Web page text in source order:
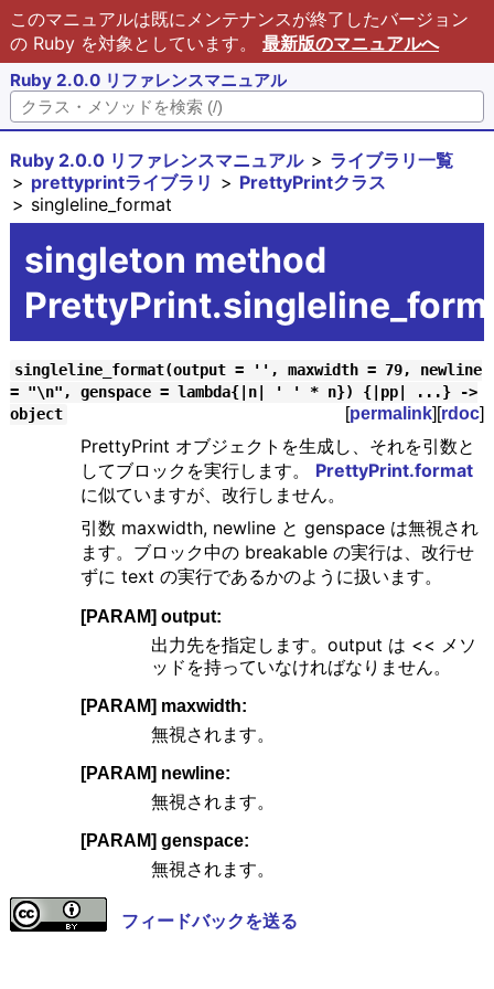
このマニュアルは既にメンテナンスが終了したバージョン
の Ruby を対象としています。 最新版のマニュアルへ
Ruby 2.0.0 リファレンスマニュアル
Ruby 2.0.0 リファレンスマニュアル
ライブラリ一覧
prettyprintライブラリ
PrettyPrintクラス
singleline_format
singleton method
singleline_format(output = '', maxwidth = 79, newline
= "\n", genspace = lambda{|n| ' ' * n}) {|pp| ...} ->
object
[permalink][rdoc]
PrettyPrint オブジェクトを生成し、それを引数と
してブロックを実行します。 PrettyPrint.format
に似ていますが、改行しません。
引数 maxwidth, newline と genspace は無視され
ます。ブロック中の breakable の実行は、改行せ
ずに text の実行であるかのように扱います。
[PARAM] output:
出力先を指定します。output は << メソ
ッドを持っていなければなりません。
[PARAM] maxwidth:
無視されます。
[PARAM] newline:
無視されます。
[PARAM] genspace:
無視されます。
フィードバックを送る